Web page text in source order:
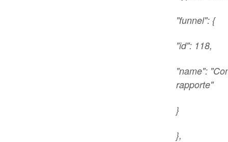
"funnel": {
"id": 118,
"name":
rapporte"
}
},